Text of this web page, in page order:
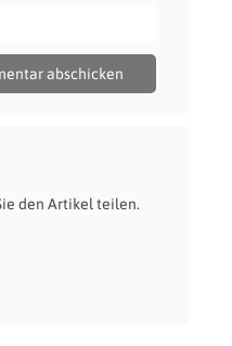
den Artikel teilen.